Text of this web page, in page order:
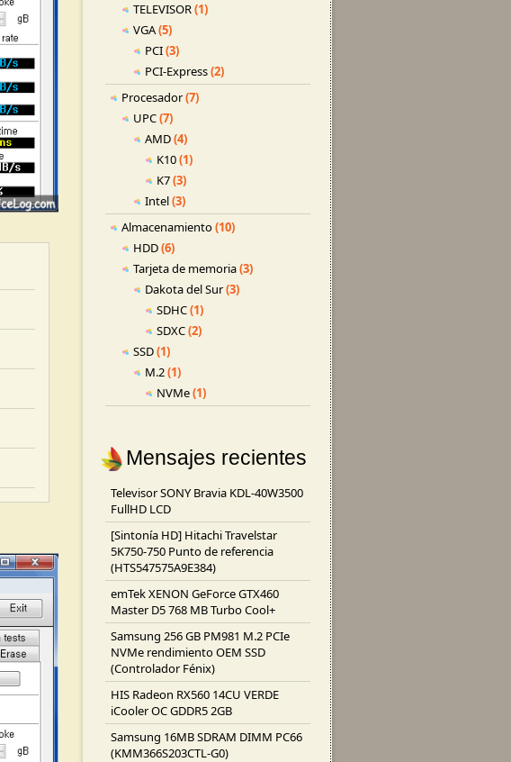
TELEVISOR(1)
VGA(5)
PCI(3)
PCI-Express(2)
Procesador(7)
UPC(7)
AMD(4)
K10(1)
K7(3)
Intel(3)
Almacenamiento(10)
HDD(6)
Tarjeta de memoria(3)
Dakota del Sur(3)
SDHC(1)
SDXC(2)
SSD(1)
M.2(1)
NVMe(1)
Mensajes recientes
Televisor SONY Bravia KDL-40W3500
FullHD LCD
[Sintonía HD] Hitachi Travelstar
5K750-750 Punto de referencia
(HTS547575A9E384)
emTek XENON GeForce GTX460
Master D5 768 MB Turbo Cool+
Samsung 256 GB PM981 M.2 PCIe
NVMe rendimiento OEM SSD
(Controlador Fénix)
HIS Radeon RX560 14CU VERDE
iCooler OC GDDR5 2GB
Samsung 16MB SDRAM DIMM PC66
(KMM366S203CTL-G0)